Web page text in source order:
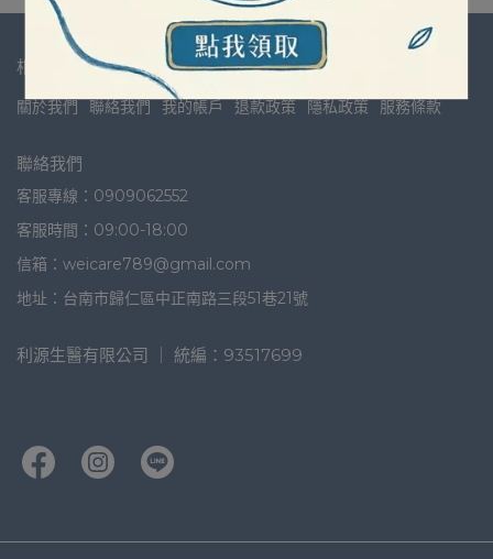
相關資訊
關於我們 聯絡我們 我的帳戶 退款政策 隱私政策 服務條款
聯絡我們
客服專線：0909062552
客服時間：09:00-18:00
信箱：weicare789@gmail.com
地址：台南市歸仁區中正南路三段51巷21號
利源生醫有限公司 ｜ 統編：93517699